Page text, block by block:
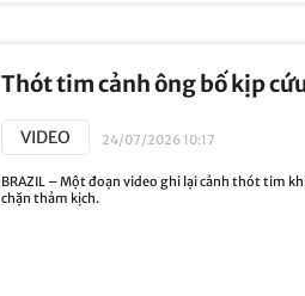
Thót tim cảnh ông bố kịp
VIDEO 24/07/2026 10:17
BRAZIL – Một đoạn video ghi lại cảnh thót tim
chặn thảm kịch.